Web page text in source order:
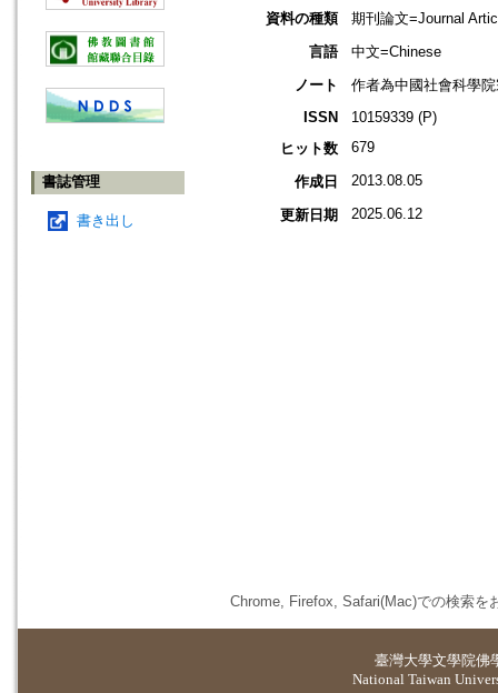
書誌管理
書き出し
資料の種類
期刊論文=Journal
言語
中文=Chinese
ノート
作者為中國社會科學
ISSN
10159339 (P)
ヒット数
679
作成日 2013.08.05
更新日期 2025.06.12
Chrome, Firefox, Safari(Mac)での検索を
臺灣大學文學院佛
National Taiwan